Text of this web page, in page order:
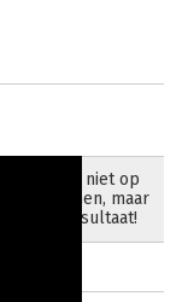
Stuur niet op
plannen, maar
op resultaat!